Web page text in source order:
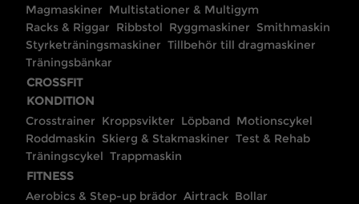
Magmaskiner Multistationer & Multigym
Racks & Riggar Ribbstol Ryggmaskiner Smithmaskin
Styrketräningsmaskiner Tillbehör till dragmaskiner
Träningsbänkar
CROSSFIT
KONDITION
Crosstrainer Kroppsvikter Löpband Motionscykel
Roddmaskin Skierg & Stakmaskiner Test & Rehab
Träningscykel Trappmaskin
FITNESS
Aerobics & Step-up brädor Airtrack Bollar